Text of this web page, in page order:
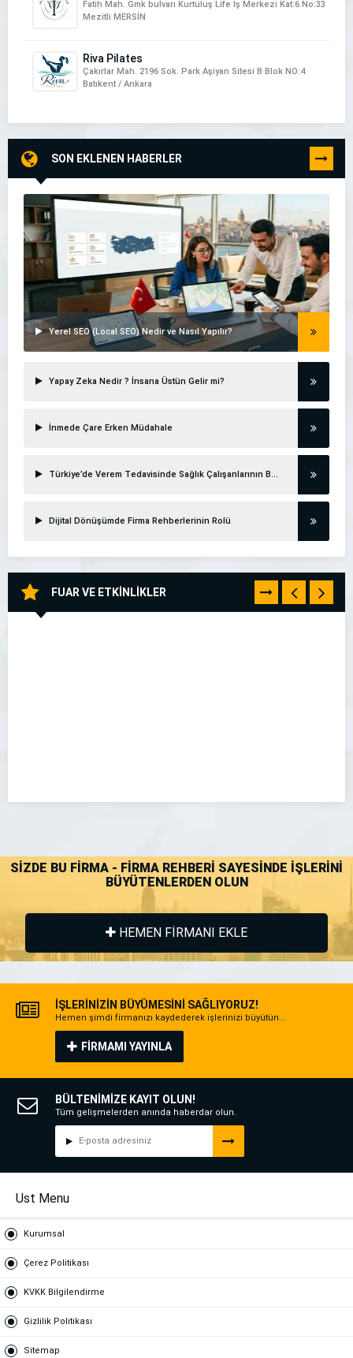
Fatih Mah. Gmk bulvarı Kurtuluş Life İş Merkezi Kat:6 No:33
Mezitli MERSİN
Riva Pilates
Çakırlar Mah. 2196 Sok. Park Aşiyan Sitesi B Blok NO:4
Batıkent / Ankara
SON EKLENEN HABERLER TÜMÜNÜ
GÖR
Yerel SEO (Local SEO) Nedir ve Nasıl Yapılır?
Yapay Zeka Nedir ? İnsana Üstün Gelir mi?
İnmede Çare Erken Müdahale
Türkiye’de Verem Tedavisinde Sağlık Çalışanlarının Başarısı
Dijital Dönüşümde Firma Rehberlerinin Rolü
FUAR VE ETKİNLİKLER TÜMÜNÜ
GÖR
SİZDE BU FİRMA - FİRMA REHBERİ SAYESİNDE İŞLERİNİ
BÜYÜTENLERDEN OLUN
HEMEN FİRMANI EKLE
İŞLERİNİZİN BÜYÜMESİNİ SAĞLIYORUZ!
Hemen şimdi firmanızı kaydederek işlerinizi büyütün...
FİRMAMI YAYINLA
BÜLTENİMİZE KAYIT OLUN!
Tüm gelişmelerden anında haberdar olun.
Ust Menu
Kurumsal
Çerez Politikası
KVKK Bilgilendirme
Gizlilik Politikası
Sitemap